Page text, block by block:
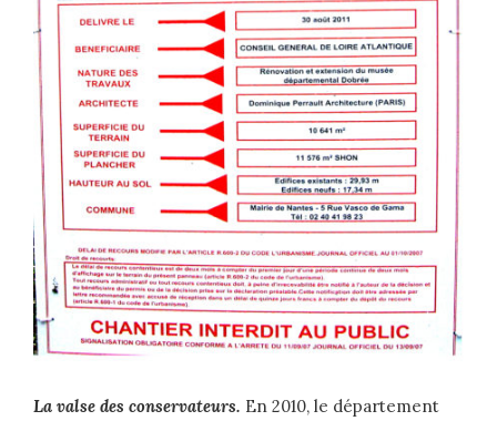
La valse des conservateurs. En 2010, le département